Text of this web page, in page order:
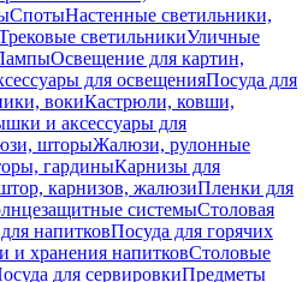
СпотыНастенные светильники,
светильникиУличные
Освещение для картин,
для освещенияПосуда для
вокиКастрюли, ковши,
и аксессуары для
шторыЖалюзи, рулонные
гардиныКарнизы для
карнизов, жалюзиПленки для
системыСтоловая
напитковПосуда для горячих
и хранения напитковСтоловые
для сервировкиПредметы